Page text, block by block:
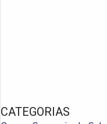
CATEGORIAS